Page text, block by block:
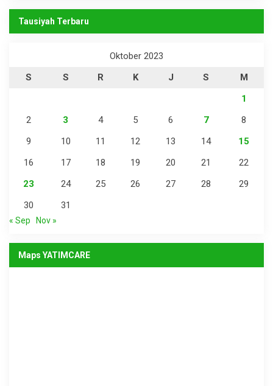
Tausiyah Terbaru
Oktober 2023
S
S R K J S
M
1
2
3 4 5 6 7
8
9
10 11 12 13 14
15
16
17 18 19 20 21
22
23
24 25 26 27 28
29
30
31
« Sep Nov »
Maps YATIMCARE